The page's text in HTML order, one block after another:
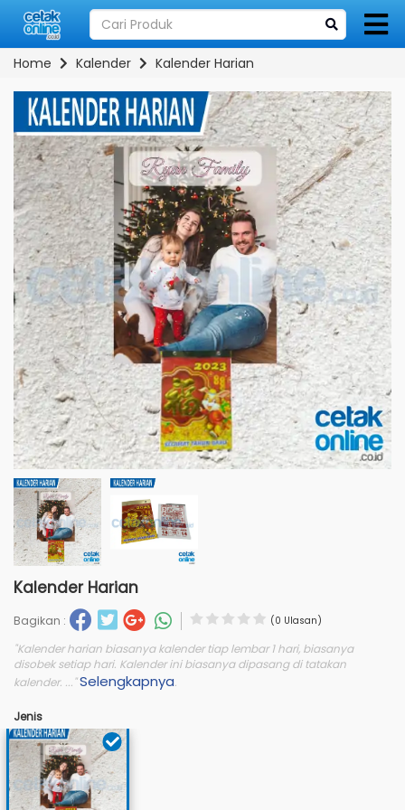
Home Kalender Kalender Harian
Kalender Harian
Bagikan : (0 Ulasan)
"Kalender harian biasanya kalender tiap lembar 1 hari, biasanya
disobek setiap hari. Kalender ini biasanya dipasang di tatakan
kalender. ..."Selengkapnya.
Jenis